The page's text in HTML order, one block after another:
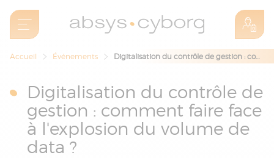
Accueil Événements Digitalisation du contrôle de gestion : comment faire face à l'explosion du volume de data ?
Digitalisation du contrôle de
gestion : comment faire face
à l'explosion du volume de
data ?